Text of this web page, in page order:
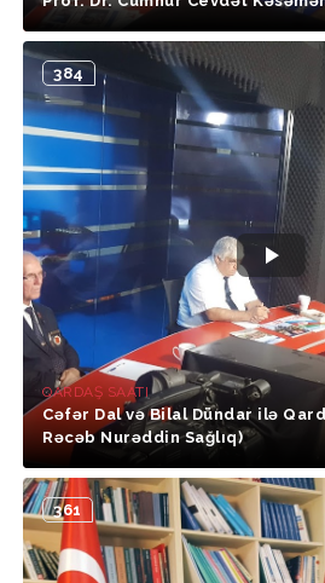
384
QARDAŞ SAATI
Cəfər Dal və Bilal Dündar ilə
Rəcəb Nurəddin Sağlıq)
361